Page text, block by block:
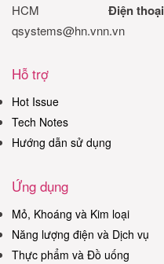
HCM Điện thoại
qsystems@hn.vnn.vn
Hỗ trợ
Hot Issue
Tech Notes
Hướng dẫn sử dụng
Ứng dụng
Mỏ, Khoáng và Kim loại
Năng lượng điện và Dịch vụ
Thực phẩm và Đồ uống